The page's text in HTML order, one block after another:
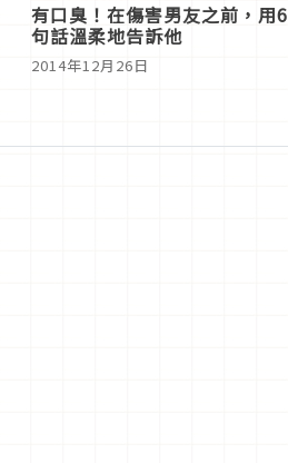
有口臭！在傷害男友之前，用6
句話溫柔地告訴他
2014年12月26日